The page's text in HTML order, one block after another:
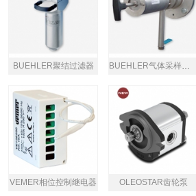
BUEHLER聚结过滤器 BUEHLER气体采样探头
VEMER相位控制继电器 OLEOSTAR齿轮泵